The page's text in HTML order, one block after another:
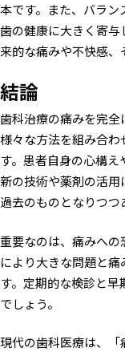
本です。また、バラン
歯の健康に大きく寄
来的な痛みや不快感、
結論
歯科治療の痛みを完全
様々な方法を組み合
す。患者自身の心構
新の技術や薬剤の活
過去のものとなりつつ
重要なのは、痛みへ
により大きな問題と
す。定期的な検診と
でしょう。
現代の歯科医療は、